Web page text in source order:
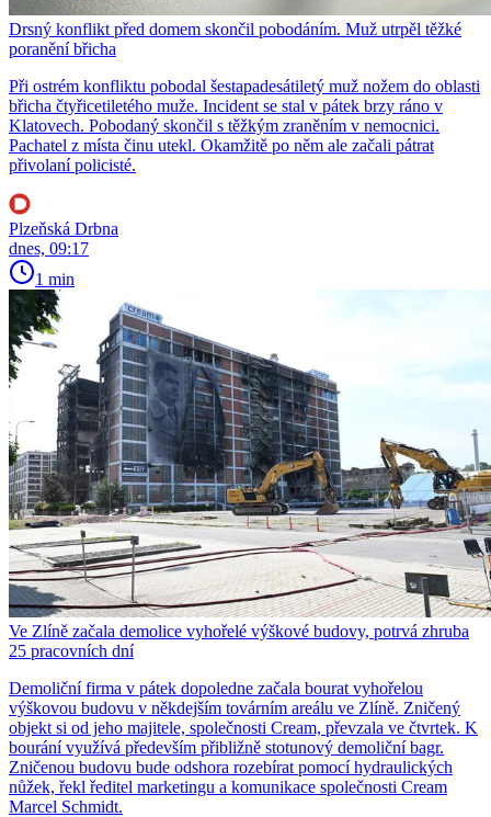
Drsný konflikt před domem skončil pobodáním. Muž utrpěl těžké
poranění břicha
Při ostrém konfliktu pobodal šestapadesátiletý muž nožem do oblasti
břicha čtyřicetiletého muže. Incident se stal v pátek brzy ráno v
Klatovech. Pobodaný skončil s těžkým zraněním v nemocnici.
Pachatel z místa činu utekl. Okamžitě po něm ale začali pátrat
přivolaní policisté.
Plzeňská Drbna
dnes, 09:17
1 min
Ve Zlíně začala demolice vyhořelé výškové budovy, potrvá zhruba
25 pracovních dní
Demoliční firma v pátek dopoledne začala bourat vyhořelou
výškovou budovu v někdejším továrním areálu ve Zlíně. Zničený
objekt si od jeho majitele, společnosti Cream, převzala ve čtvrtek. K
bourání využívá především přibližně stotunový demoliční bagr.
Zničenou budovu bude odshora rozebírat pomocí hydraulických
nůžek, řekl ředitel marketingu a komunikace společnosti Cream
Marcel Schmidt.